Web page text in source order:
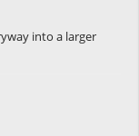
into a larger